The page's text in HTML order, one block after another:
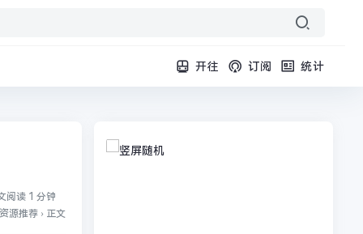
开往 订阅 统计
阅读 1 分钟
资源推荐 › 正文